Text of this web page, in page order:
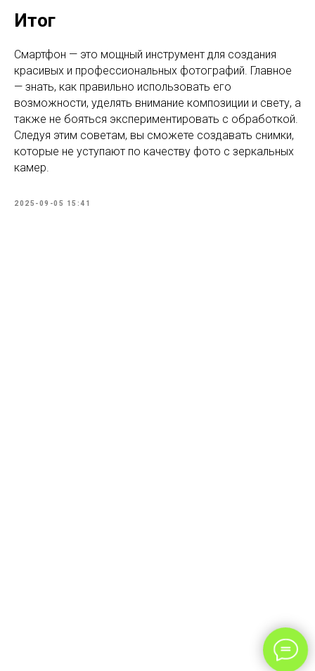
Итог
Смартфон — это мощный инструмент для создания
красивых и профессиональных фотографий. Главное
— знать, как правильно использовать его
возможности, уделять внимание композиции и свету, а
также не бояться экспериментировать с обработкой.
Следуя этим советам, вы сможете создавать снимки,
которые не уступают по качеству фото с зеркальных
камер.
2025-09-05 15:41